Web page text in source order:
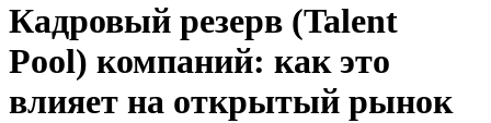
Кадровый резерв (Talent
Pool) компаний: как это
влияет на открытый рынок